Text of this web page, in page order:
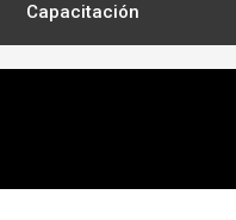
Capacitación